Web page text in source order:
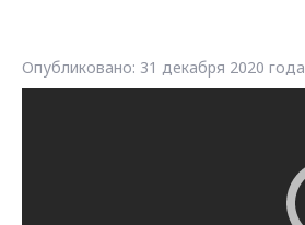
Опубликовано: 31 декабря 2020 года